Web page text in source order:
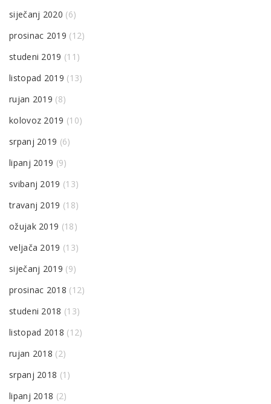
siječanj 2020 (6)
prosinac 2019 (12)
studeni 2019 (11)
listopad 2019 (13)
rujan 2019 (8)
kolovoz 2019 (10)
srpanj 2019 (6)
lipanj 2019 (9)
svibanj 2019 (13)
travanj 2019 (18)
ožujak 2019 (18)
veljača 2019 (13)
siječanj 2019 (9)
prosinac 2018 (12)
studeni 2018 (13)
listopad 2018 (12)
rujan 2018 (2)
srpanj 2018 (1)
lipanj 2018 (2)